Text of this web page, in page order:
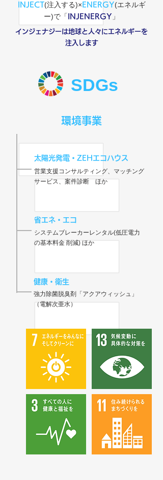
INJECT(注入する)× ENERGY(エネルギ
ー)で「 INJENERGY 」
インジェナジーは地球と人々にエネルギーを
注入します
SDGs
環境事業
省エネ・エコ
システムブレーカーレンタル(低圧電力
の基本料金 削減) ほか
健康・衛生
強力除菌脱臭剤「アクアウィッシュ」
（電解次亜水）
営業支援コンサルティング、マッチング
サービス、案件診断 ほか
太陽光発電・ZEHエコハウス